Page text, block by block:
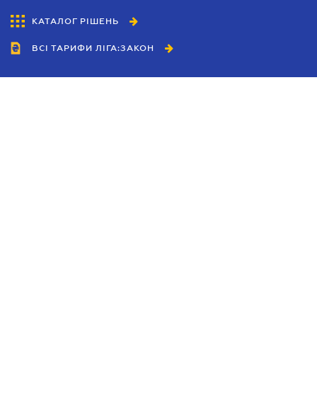
КАТАЛОГ РІШЕНЬ
ВСІ ТАРИФИ ЛІГА:ЗАКОН